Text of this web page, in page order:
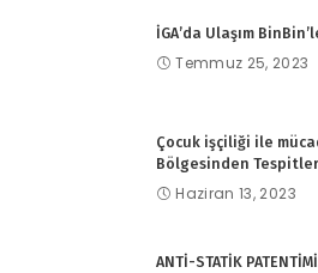
İGA’da Ulaşım
Temmuz 25, 2023
Çocuk işçiliği ile
Bölgesinden Tespitler
Haziran 13, 2023
ANTİ-STATİK